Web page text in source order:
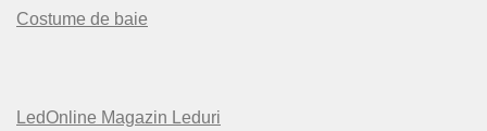
Costume de baie
LedOnline Magazin Leduri